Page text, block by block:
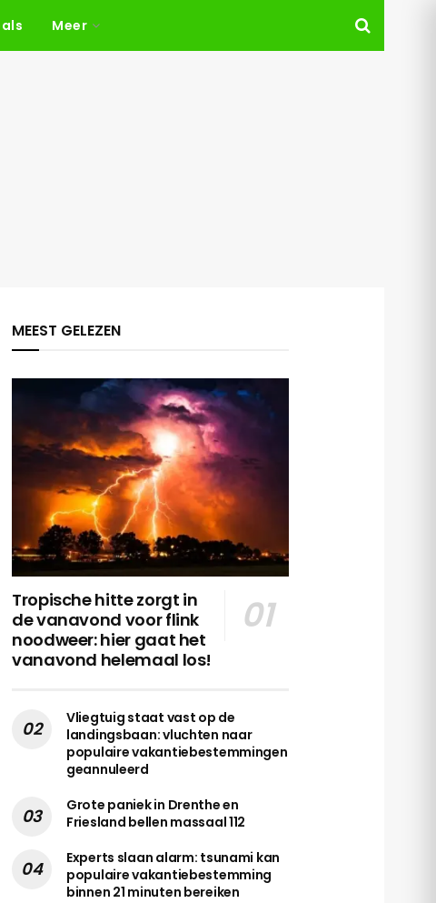
Meer
MEEST GELEZEN
Tropische hitte zorgt in
de vanavond voor flink
noodweer: hier gaat het
vanavond helemaal los!
Vliegtuig staat vast op de
landingsbaan: vluchten naar
populaire vakantiebestemmingen
geannuleerd
Grote paniek in Drenthe en
Friesland bellen massaal 112
Experts slaan alarm: tsunami kan
populaire vakantiebestemming
binnen 21 minuten bereiken